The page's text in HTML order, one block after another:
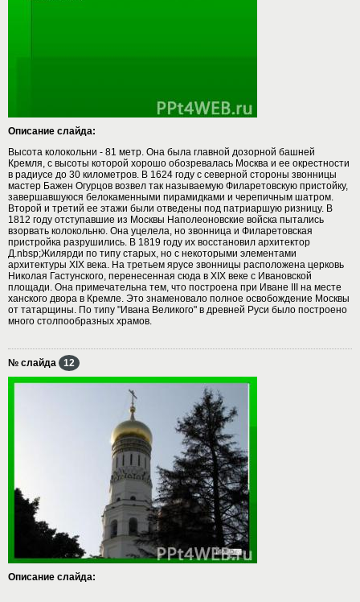
Описание слайда:
Высота колокольни - 81 метр. Она была главной дозорной башней
Кремля, с высоты которой хорошо обозревалась Москва и ее окрестности
в радиусе до 30 километров. В 1624 году с северной стороны звонницы
мастер Бажен Огурцов возвел так называемую Филаретовскую пристойку,
завершавшуюся белокаменными пирамидками и черепичным шатром.
Второй и третий ее этажи были отведены под патриаршую ризницу. В
1812 году отступавшие из Москвы Наполеоновские войска пытались
взорвать колокольню. Она уцелела, но звонница и Филаретовская
пристройка разрушились. В 1819 году их восстановил архитектор
Д.nbsp;Жилярди по типу старых, но с некоторыми элементами
архитектуры XIX века. На третьем ярусе звонницы расположена церковь
Николая Гастунского, перенесенная сюда в XIX веке с Ивановской
площади. Она примечательна тем, что построена при Иване III на месте
ханского двора в Кремле. Это знаменовало полное освобождение Москвы
от татарщины. По типу "Ивана Великого" в древней Руси было построено
много столпообразных храмов.
№ слайда 12
Описание слайда: